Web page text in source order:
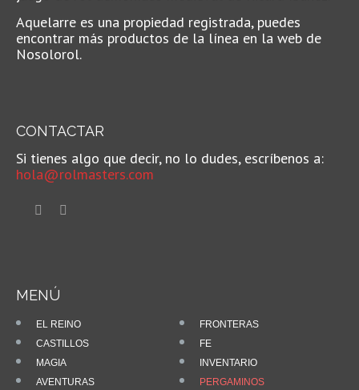
Aquelarre es una propiedad registrada, puedes
encontrar más productos de la línea en la web de
Nosolorol.
CONTACTAR
Si tienes algo que decir, no lo dudes, escríbenos a:
hola@rolmasters.com
MENÚ
EL REINO
FRONTERAS
CASTILLOS
FE
MAGIA
INVENTARIO
AVENTURAS
PERGAMINOS